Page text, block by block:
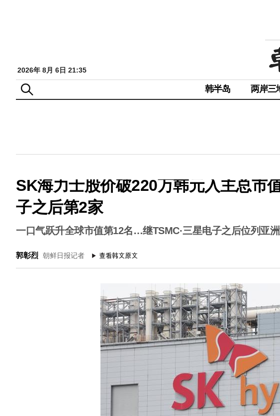
2026年 8月 6日 21:35
韩半岛 两岸三
SK海力士股价破220万韩元入主总市
子之后第2家
一口气跃升全球市值第12名…继TSMC·三星电子之后位列亚
郭彰烈 朝鲜日报记者